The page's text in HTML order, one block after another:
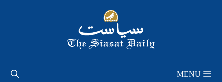
MENU